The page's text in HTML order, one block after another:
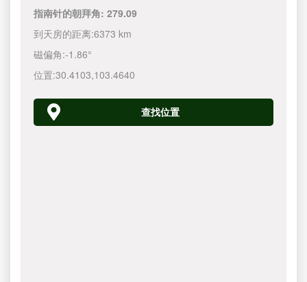
指南针的朝拜角:279.09
到天房的距离:6373 km
磁偏角:-1.86°
位置:30.4103,103.4640
查找位置